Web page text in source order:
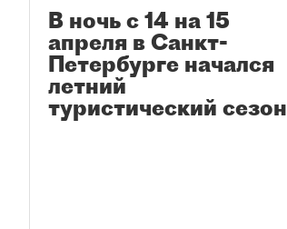
В ночь с 14 на 15
апреля в Санкт-
Петербурге начался
летний
туристический сезон